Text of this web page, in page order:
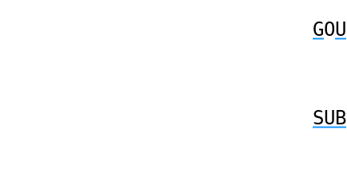
GOU
SUB